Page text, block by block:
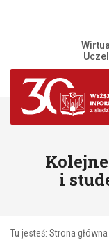
i
Tu jesteś: Strona główna